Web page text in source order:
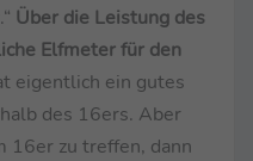
Über die Leistung des
Elfmeter für den
eigentlich ein gutes
des 16ers. Aber
16er zu treffen, dann